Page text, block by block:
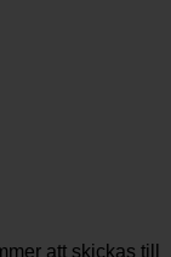
att skickas till